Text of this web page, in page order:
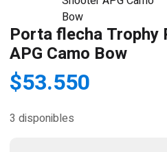
Porta flecha Trophy
APG Camo Bow
$53.550
3 disponibles